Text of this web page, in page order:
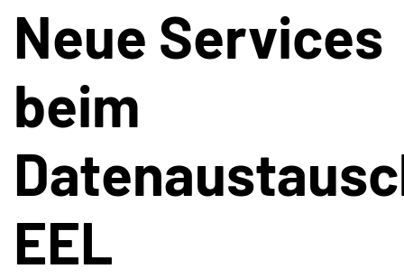
Neue Services
beim
EEL